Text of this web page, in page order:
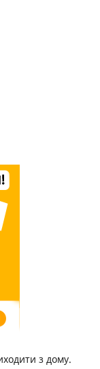
з дому.